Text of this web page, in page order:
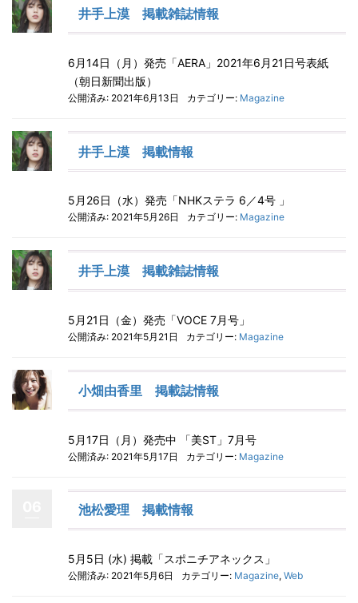
井手上漠 掲載雑誌情報
6月14日（月）発売「AERA」2021年6月21日号表紙
（朝日新聞出版）
公開済み: 2021年6月13日 カテゴリー: Magazine
井手上漠 掲載情報
5月26日（水）発売「NHKステラ 6／4号 」
公開済み: 2021年5月26日 カテゴリー: Magazine
井手上漠 掲載雑誌情報
5月21日（金）発売「VOCE 7月号」
公開済み: 2021年5月21日 カテゴリー: Magazine
小畑由香里 掲載誌情報
5月17日（月）発売中 「美ST」7月号
公開済み: 2021年5月17日 カテゴリー: Magazine
池松愛理 掲載情報
5月5日 (水) 掲載「スポニチアネックス」
公開済み: 2021年5月6日 カテゴリー: Magazine, Web